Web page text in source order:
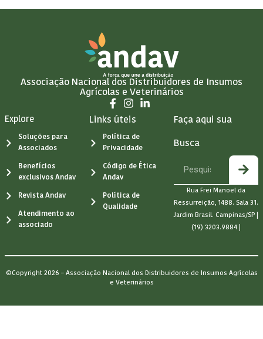
Associação Nacional dos Distribuidores de Insumos
Agrícolas e Veterinários
Explore
Soluções para
Associados
Benefícios
exclusivos Andav
Revista Andav
Atendimento ao
associado
Links úteis
Política de
Privacidade
Código de Ética
Andav
Política de
Qualidade
Faça aqui sua
Busca
Rua Frei Manoel da
Ressurreição, 1488. Sala 31.
Jardim Brasil. Campinas/SP |
(19) 3203.9884 |
©Copyright 2026 – Associação Nacional dos Distribuidores de Insumos Agrícolas
e Veterinários